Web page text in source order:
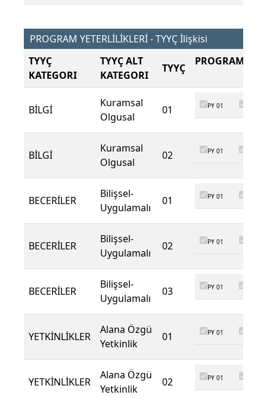
PROGRAM YETERLİLİKLERİ - TYYÇ İlişkisi
TYYÇ
KATEGORI
TYYÇ ALT
KATEGORI
TYYÇ
PROGRAM
BİLGİ
Kuramsal
Olgusal
01 PY 01
BİLGİ
Kuramsal
Olgusal
02 PY 01
BECERİLER
Bilişsel-
Uygulamalı
01 PY 01
BECERİLER
Bilişsel-
Uygulamalı
02 PY 01
BECERİLER
Bilişsel-
Uygulamalı
03 PY 01
YETKİNLİKLER
Alana Özgü
Yetkinlik
01 PY 01
YETKİNLİKLER
Alana Özgü
Yetkinlik
02 PY 01